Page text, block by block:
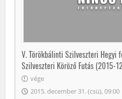
V. Törökbálinti Szilveszteri Hegyi
Szilveszteri Köröző Futás (2015-
vége
2015. december 31. (csü), 09:00